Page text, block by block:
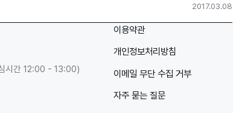
2017.03.08
시간 12:00 - 13:00)
이용약관
개인정보처리방침
이메일 무단 수집 거부
자주 묻는 질문